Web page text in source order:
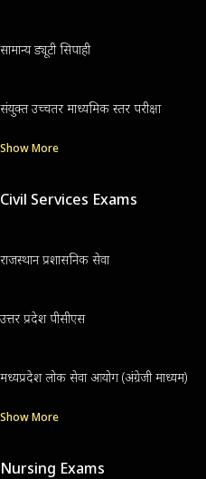
सामान्य ड्यूटी सिपाही
संयुक्त उच्चतर माध्यमिक स्तर परीक्षा
Show More
Civil Services Exams
राजस्थान प्रशासनिक सेवा
उत्तर प्रदेश पीसीएस
मध्यप्रदेश लोक सेवा आयोग (अंग्रेजी माध्यम)
Show More
Nursing Exams